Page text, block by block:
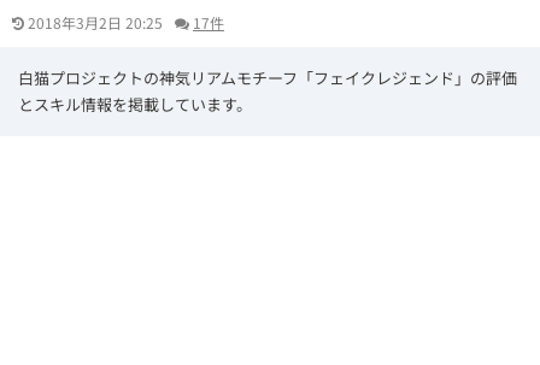
2018年3月2日 20:25 17件
白猫プロジェクトの神気リアムモチーフ「フェイクレジェンド」の評価
とスキル情報を掲載しています。